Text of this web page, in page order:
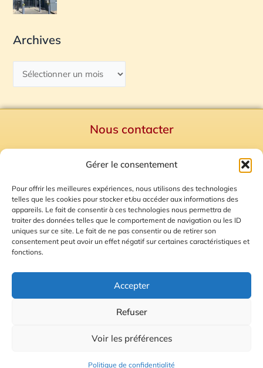
Gérer le consentement
Pour offrir les meilleures expériences, nous utilisons des technologies
telles que les cookies pour stocker et/ou accéder aux informations des
appareils. Le fait de consentir à ces technologies nous permettra de
traiter des données telles que le comportement de navigation ou les ID
uniques sur ce site. Le fait de ne pas consentir ou de retirer son
consentement peut avoir un effet négatif sur certaines caractéristiques et
fonctions.
Accepter
Refuser
Voir les préférences
Politique de confidentialité
Archives
Nous contacter
Mentions Légales
Plan du site
Gestion des Cookies
© 2026 Radio Calade